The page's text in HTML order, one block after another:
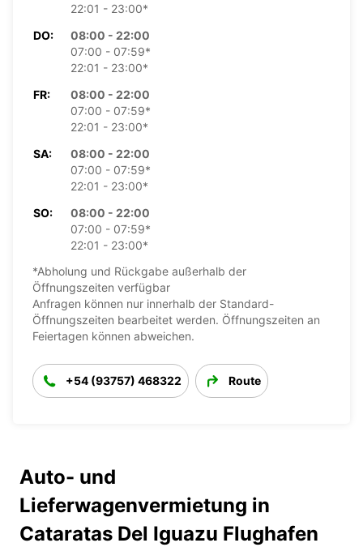
22:01 - 23:00*
DO:
08:00 - 22:00
07:00 - 07:59*
22:01 - 23:00*
FR:
08:00 - 22:00
07:00 - 07:59*
22:01 - 23:00*
SA:
08:00 - 22:00
07:00 - 07:59*
22:01 - 23:00*
SO:
08:00 - 22:00
07:00 - 07:59*
22:01 - 23:00*
*Abholung und Rückgabe außerhalb der
Öffnungszeiten verfügbar
Anfragen können nur innerhalb der Standard-
Öffnungszeiten bearbeitet werden. Öffnungszeiten an
Feiertagen können abweichen.
+54 (93757) 468322 Route
Auto- und
Lieferwagenvermietung in
Cataratas Del Iguazu Flughafen